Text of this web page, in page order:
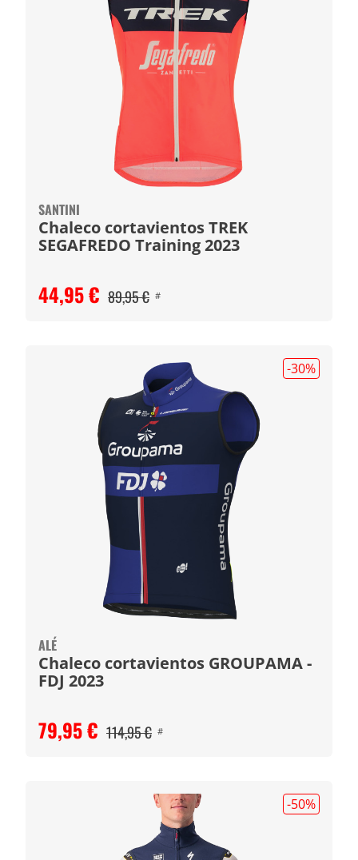
SANTINI
Chaleco cortavientos TREK
SEGAFREDO Training 2023
44,95 € 89,95 € #
-30%
ALÉ
Chaleco cortavientos GROUPAMA -
FDJ 2023
79,95 € 114,95 € #
-50%